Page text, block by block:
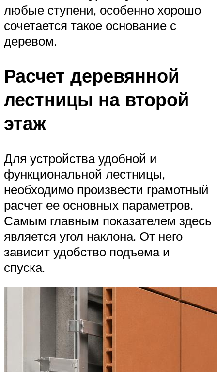
любые ступени, особенно хорошо
сочетается такое основание с
деревом.
Расчет деревянной
лестницы на второй
этаж
Для устройства удобной и
функциональной лестницы,
необходимо произвести грамотный
расчет ее основных параметров.
Самым главным показателем здесь
является угол наклона. От него
зависит удобство подъема и
спуска.